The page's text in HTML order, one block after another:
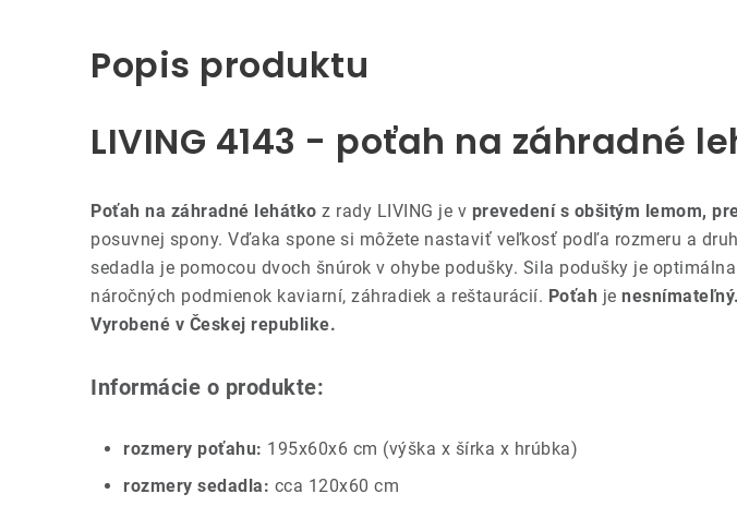
Popis produktu
LIVING 4143 - poťah na záhradné
Poťah na záhradné lehátko z rady LIVING je v prevedení s obšitým lemom,
posuvnej spony. Vďaka spone si môžete nastaviť veľkosť podľa rozmeru a
sedadla je pomocou dvoch šnúrok v ohybe podušky. Sila podušky je
náročných podmienok kaviarní, záhradiek a reštaurácií. Poťah je nesnímateľný.
Vyrobené v Českej republike.
Informácie o produkte:
rozmery poťahu: 195x60x6 cm (výška x šírka x hrúbka)
rozmery sedadla: cca 120x60 cm